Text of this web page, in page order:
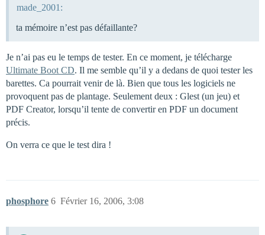
made_2001:
ta mémoire n’est pas défaillante?
Je n’ai pas eu le temps de tester. En ce moment, je télécharge
Ultimate Boot CD. Il me semble qu’il y a dedans de quoi tester les
barettes. Ca pourrait venir de là. Bien que tous les logiciels ne
provoquent pas de plantage. Seulement deux : Glest (un jeu) et
PDF Creator, lorsqu’il tente de convertir en PDF un document
précis.
On verra ce que le test dira !
phosphore Février 16, 2006, 3:08
6